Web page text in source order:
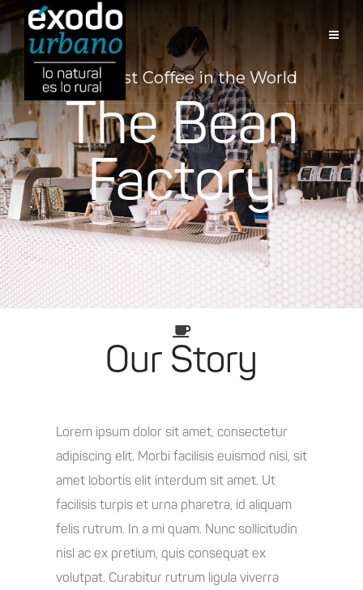
The Best Coffee in the World
The Bean
Factory
Our Story
Lorem ipsum dolor sit amet, consectetur
adipiscing elit. Morbi facilisis euismod nisi, sit
amet lobortis elit interdum sit amet. Ut
facilisis turpis et urna pharetra, id aliquam
felis rutrum. In a mi quam. Nunc sollicitudin
nisl ac ex pretium, quis consequat ex
volutpat. Curabitur rutrum ligula viverra